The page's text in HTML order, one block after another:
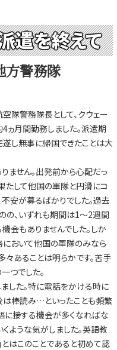
遣を終えて
警務隊
隊警務隊長として、クウェー
4ヵ月間勤務しました。派遣期
し無事に帰国できたことは大
ません。出発前から心配だっ
たして他国の軍隊と円滑にコ
不安が募るばかりでした。過去
の、いずれも期間は1～2週間
会もありませんでした。しか
において他国の軍隊のみなら
あることは明らかです。苦手
つでした。
した。特に電話をかける時に
は棒読み…といったことも頻繁
に接する機会が多くなればな
ような気がしました。英語教
とはこのことであると初めて認